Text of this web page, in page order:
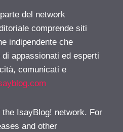
del network
comprende siti
indipendente che
appassionati ed esperti
comunicati e
IsayBlog! network. For
and other